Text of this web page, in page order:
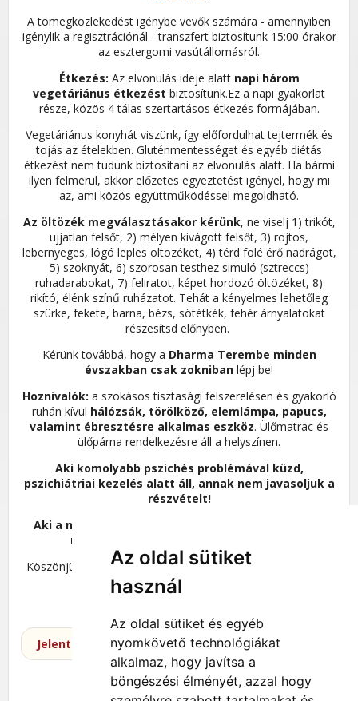
Az oldal sütiket
használ
Az oldal sütiket és egyéb
nyomkövető technológiákat
alkalmaz, hogy javítsa a
böngészési élményét, azzal hogy
A tömegközlekedést igénybe vevők számára - amennyiben
igénylik a regisztrációnál - transzfert biztosítunk 15:00 órakor
az esztergomi vasútállomásról.
Étkezés: Az elvonulás ideje alatt napi három
vegetáriánus étkezést biztosítunk.Ez a napi gyakorlat
része, közös 4 tálas szertartásos étkezés formájában.
Vegetáriánus konyhát viszünk, így előfordulhat tejtermék és
tojás az ételekben. Gluténmentességet és egyéb diétás
étkezést nem tudunk biztosítani az elvonulás alatt. Ha bármi
ilyen felmerül, akkor előzetes egyeztetést igényel, hogy mi
az, ami közös együttműködéssel megoldható.
Az öltözék megválasztásakor kérünk, ne viselj 1) trikót,
ujjatlan felsőt, 2) mélyen kivágott felsőt, 3) rojtos,
lebernyeges, lógó leples öltözéket, 4) térd fölé érő nadrágot,
5) szoknyát, 6) szorosan testhez simuló (sztreccs)
ruhadarabokat, 7) feliratot, képet hordozó öltözéket, 8)
rikító, élénk színű ruházatot. Tehát a kényelmes lehetőleg
szürke, fekete, barna, bézs, sötétkék, fehér árnyalatokat
részesítsd előnyben.
Kérünk továbbá, hogy a Dharma Terembe minden
évszakban csak zokniban lépj be!
Hoznivalók: a szokásos tisztasági felszerelésen és gyakorló
ruhán kívül hálózsák, törölköző, elemlámpa, papucs,
valamint ébresztésre alkalmas eszköz. Ülőmatrac és
ülőpárna rendelkezésre áll a helyszínen.
Aki komolyabb pszichés problémával küzd,
pszichiátriai kezelés alatt áll, annak nem javasoljuk a
részvételt!
Aki a nátha enyhe tüneteivel rendelkezik, annak a
részvétele orvosi igazoláshoz kötött.
Köszönjük a megértést és az együttműködést és örömmel
várunk a programon!
Jelentkezni 2026. 08. 20. napjától ITT lehet. (#401)